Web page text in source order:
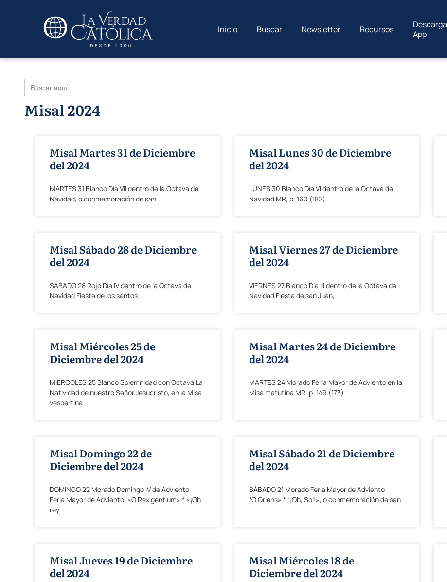
Inicio Buscar Newsletter Recursos
App
Buscar:
Misal 2024
Misal Martes 31 de Diciembre
del 2024
MARTES 31 Blanco Día VII dentro de la Octava de
Navidad, o conmemoración de san
Misal Lunes 30 de Diciembre
del 2024
LUNES 30 Blanco Día VI dentro de la Octava de
Navidad MR, p. 160 (182)
Misal Sábado 28 de Diciembre
del 2024
SÁBADO 28 Rojo Día IV dentro de la Octava de
Navidad Fiesta de los santos
Misal Viernes 27 de Diciembre
del 2024
VIERNES 27 Blanco Día III dentro de la Octava de
Navidad Fiesta de san Juan,
Misal Miércoles 25 de
Diciembre del 2024
MIÉRCOLES 25 Blanco Solemnidad con Octava La
Natividad de nuestro Señor Jesucristo, en la Misa
vespertina
Misal Martes 24 de Diciembre
del 2024
MARTES 24 Morado Feria Mayor de Adviento en la
Misa matutina MR, p. 149 (173)
Misal Domingo 22 de
Diciembre del 2024
DOMINGO 22 Morado Domingo IV de Adviento
Feria Mayor de Adviento, «O Rex gentium» * «¡Oh
rey
Misal Sábado 21 de Diciembre
del 2024
SÁBADO 21 Morado Feria Mayor de Adviento
“O Oriens» * “¡Oh, Sol!», o conmemoración de san
Misal Jueves 19 de Diciembre
del 2024
Misal Miércoles 18 de
Diciembre del 2024